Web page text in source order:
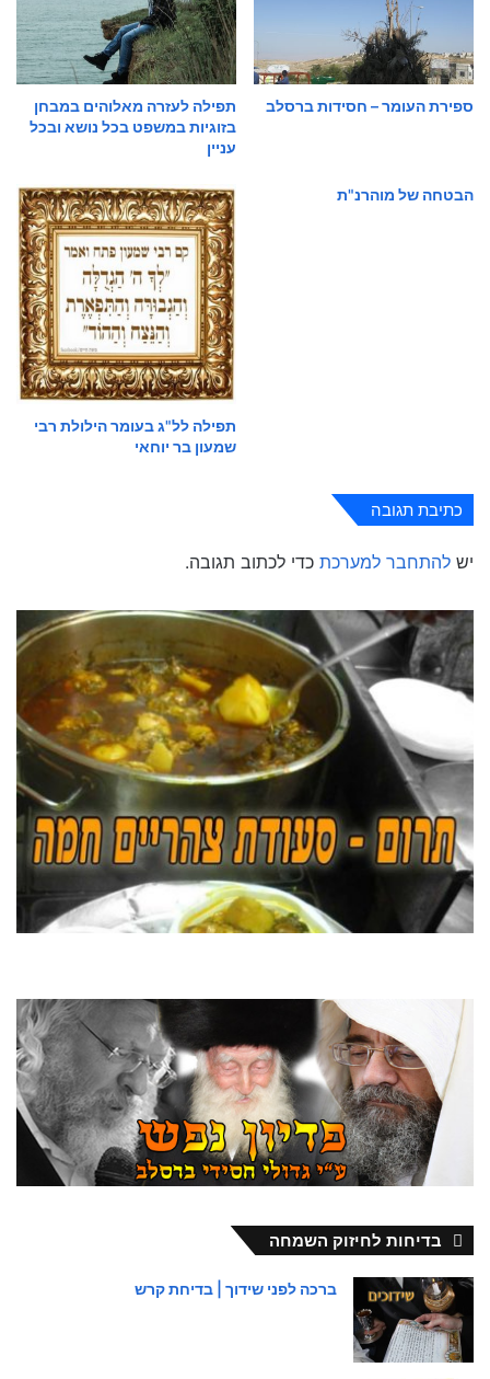
ספירת העומר – חסידות ברסלב
תפילה לעזרה מאלוהים במבחן
בזוגיות במשפט בכל נושא ובכל
עניין
הבטחה של מוהרנ"ת
תפילה לל"ג בעומר הילולת רבי
שמעון בר יוחאי
כתיבת תגובה
יש להתחבר למערכת כדי לכתוב תגובה.
בדיחות לחיזוק השמחה
ברכה לפני שידוך | בדיחת קרש